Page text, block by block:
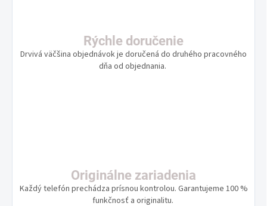
Rýchle doručenie
Drvivá väčšina objednávok je doručená do druhého pracovného
dňa od objednania.
Originálne zariadenia
Každý telefón prechádza prísnou kontrolou. Garantujeme 100 %
funkčnosť a originalitu.